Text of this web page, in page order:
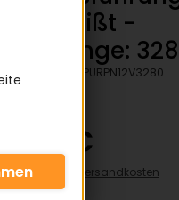
-
KPURPN12V3280
€
MwSt zzgl.
Versandkosten
pro Stück